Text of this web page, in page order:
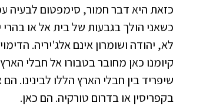
כזאת היא דבר חמור, סימפטום לבעיה
כשאני הולך בגבעות של בית אל או בהרי
לא, יהודה ושומרון אינם אלג'יריה.
קיומנו כאן מחובר בטבורו אל חבלי הארץ
שיפריד בין חבלי הארץ הללו לבינינו.
בקפריסין או בדרום טורקיה. הם כאן.